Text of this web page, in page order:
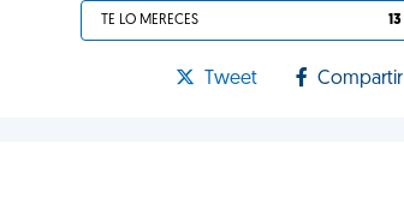
TE LO MERECES 13
Tweet Compartir